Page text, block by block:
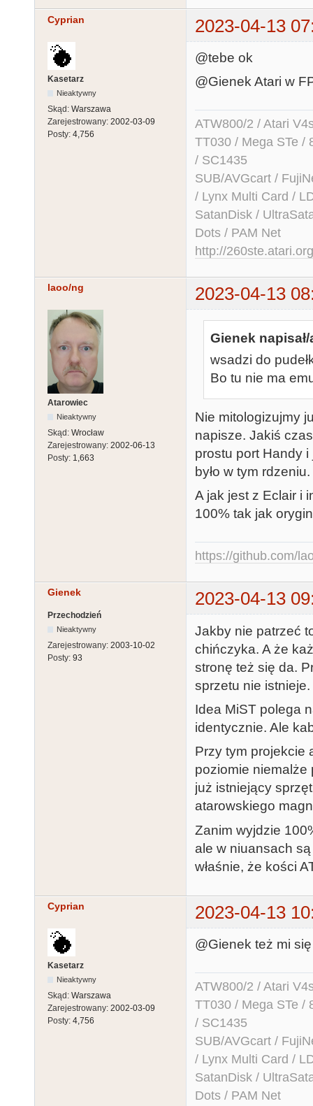
Cyprian 2023-04-13
Kasetarz
Nieaktywny
Skąd: Warszawa
Zarejestrowany: 2002-03-09
Posty: 4,756
@tebe ok
@Gienek Atari w
ATW800/2 / Atari
TT030 / Mega STe /
/ SC1435
SUB/AVGcart /
/ Lynx Multi Card /
SatanDisk /
Dots / PAM Net
http://260ste.atari.org
laoo/ng 2023-04-13
Atarowiec
Nieaktywny
Skąd: Wrocław
Zarejestrowany: 2002-06-13
Posty: 1,663
Gienek napisał/
wsadzi do
Bo tu nie ma
Nie mitologizujmy
napisze. Jakiś
prostu port Handy i
było w tym rdzeniu.
A jak jest z Eclair i
100% tak jak
https://github.com/
Gienek 2023-04-13
Przechodzień
Nieaktywny
Zarejestrowany: 2003-10-02
Posty: 93
Jakby nie patrzeć
chińczyka. A że
stronę też się da.
sprzetu nie istnieje.
Idea MiST polega
identycznie. Ale
Przy tym projekcie
poziomie niemalże
już istniejący
atarowskiego
Zanim wyjdzie
ale w niuansach
właśnie, że kości
Cyprian 2023-04-13
Kasetarz
Nieaktywny
Skąd: Warszawa
Zarejestrowany: 2002-03-09
Posty: 4,756
@Gienek też mi
ATW800/2 / Atari
TT030 / Mega STe /
/ SC1435
SUB/AVGcart /
/ Lynx Multi Card /
SatanDisk /
Dots / PAM Net